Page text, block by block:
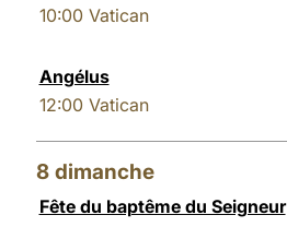
10:00 Vatican
Angélus
12:00 Vatican
8 dimanche
Fête du baptême du Seigneur